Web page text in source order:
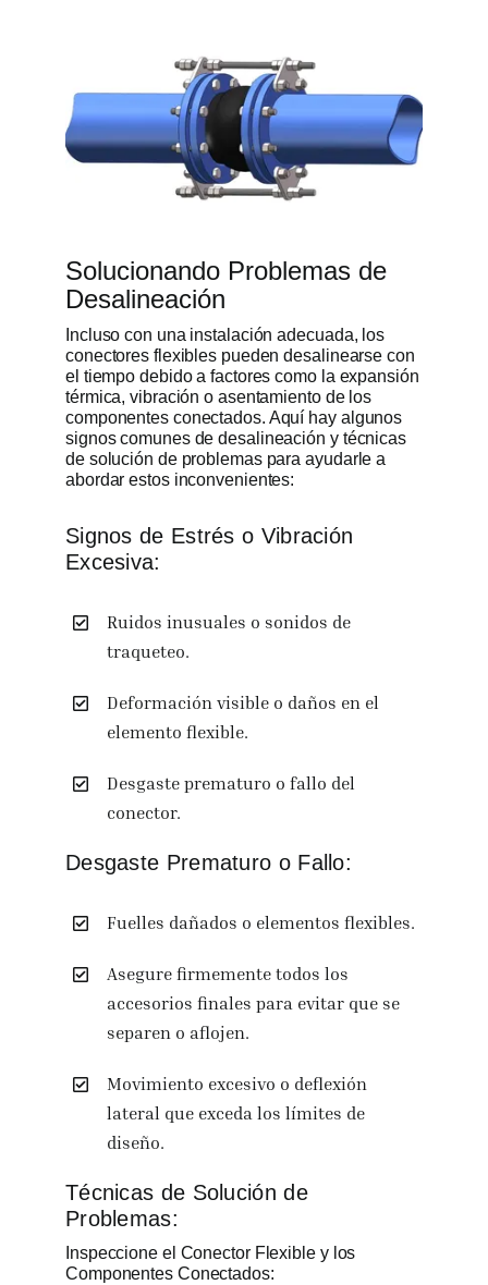
Solucionando Problemas de
Desalineación
Incluso con una instalación adecuada, los
conectores flexibles pueden desalinearse con
el tiempo debido a factores como la expansión
térmica, vibración o asentamiento de los
componentes conectados. Aquí hay algunos
signos comunes de desalineación y técnicas
de solución de problemas para ayudarle a
abordar estos inconvenientes:
Signos de Estrés o Vibración
Excesiva:
Ruidos inusuales o sonidos de
traqueteo.
Deformación visible o daños en el
elemento flexible.
Desgaste prematuro o fallo del
conector.
Desgaste Prematuro o Fallo:
Fuelles dañados o elementos flexibles.
Asegure firmemente todos los
accesorios finales para evitar que se
separen o aflojen.
Movimiento excesivo o deflexión
lateral que exceda los límites de
diseño.
Técnicas de Solución de
Problemas:
Inspeccione el Conector Flexible y los
Componentes Conectados: